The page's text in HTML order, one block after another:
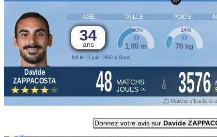
AGE TAILLE POIDS
34
ans
Né le 11 juin 1992 à Sora
1,85 m
40%
70 kg
14%
Davide
ZAPPACOSTA
48 MATCHS
JOUES (*) & 3576
(*) Matchs officiels et
Donnez votre avis sur Davide